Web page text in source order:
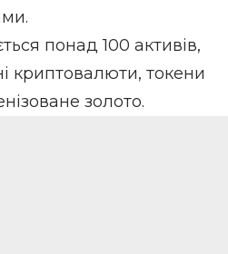
понад 100 активів,
криптовалюти, токени
золото.